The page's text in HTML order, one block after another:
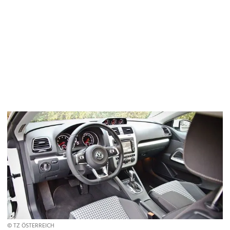
© TZ ÖSTERREICH